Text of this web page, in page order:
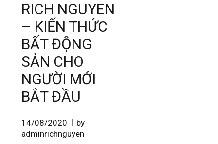
RICH NGUYEN
– KIẾN THỨC
BẤT ĐỘNG
SẢN CHO
NGƯỜI MỚI
BẮT ĐẦU
14/08/2020
by
adminrichnguyen